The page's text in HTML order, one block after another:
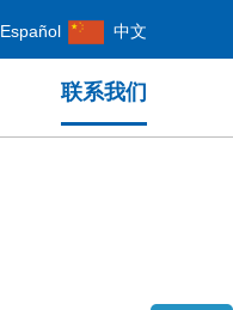
Español 中文
联系我们